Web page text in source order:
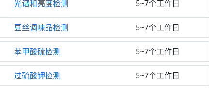
光谱和亮度检测 5~7个工作日
豆丝调味品检测 5~7个工作日
苯甲酸硫检测 5~7个工作日
过硫酸钾检测 5~7个工作日